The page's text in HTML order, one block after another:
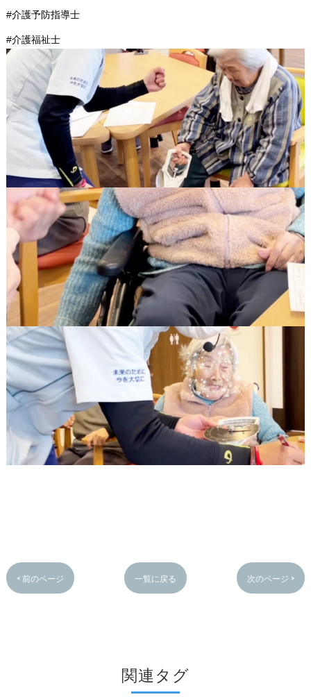
#介護予防指導士
#介護福祉士
< 前のページ 一覧に戻る 次のページ >
関連タグ